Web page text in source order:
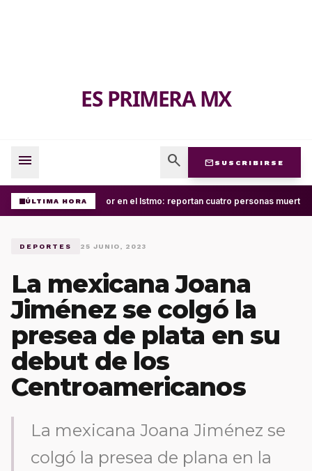
ES PRIMERA MX
menu search mail SUSCRIBIRSE
ÚLTIMA HORATerror en el Istmo: reportan cuatro personas muertas
DEPORTES 25 JUNIO, 2023
La mexicana Joana
Jiménez se colgó la
presea de plata en su
debut de los
Centroamericanos
La mexicana Joana Jiménez se
colgó la presea de plana en la